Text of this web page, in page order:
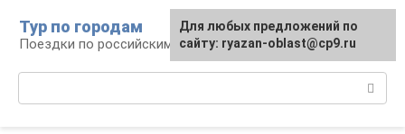
контенту
Тур по городам
Поездки по российским городам
Для любых предложений по
сайту: ryazan-oblast@cp9.ru